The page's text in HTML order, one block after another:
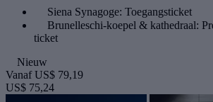
Siena Synagoge: Toegangsticket
Brunelleschi-koepel & kathedraal:
ticket
Nieuw
Vanaf US$ 79,19
US$ 75,24